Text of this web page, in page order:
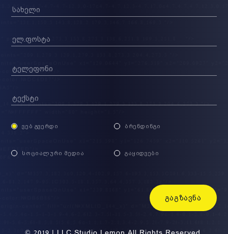
ᲕᲔᲑ ᲒᲕᲔᲠᲓᲘ ᲑᲠᲔᲜᲓᲘᲜᲒᲘ
ᲡᲝᲪᲘᲐᲚᲣᲠᲘ ᲛᲔᲓᲘᲐ ᲒᲐᲧᲘᲓᲕᲔᲑᲘ
ᲒᲐᲒᲖᲐᲕᲜᲐ